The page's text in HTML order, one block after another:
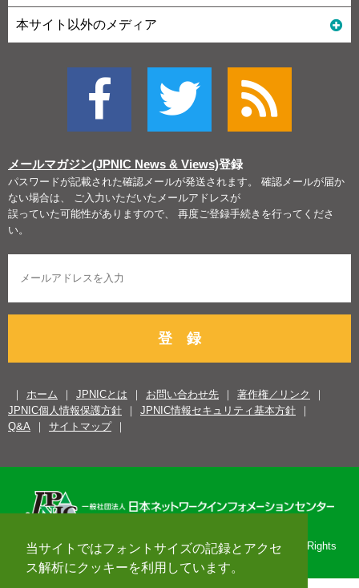
当サイトではフォントサイズの記録とアクセ
ス解析にクッキーを利用しています。
本サイト以外のメディア
メールマガジン(JPNIC News & Views)登録
パスワードが記載された確認メールが発送されます。 確認メールが届か
ない場合は、 ご入力いただいたメールアドレスが
誤っていた可能性がありますので、 再度ご登録手続きを行ってくださ
い。
登 録
ホーム JPNICとは お問い合わせ先
著作権／リンク
JPNIC個人情報保護方針
JPNIC情報セキュリティ基本方針
Q&A
サイトマップ
Copyright© 1996-2026 Japan Network Information Center. All Rights
Reserved.